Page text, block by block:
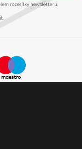
rozesílky newsletteru.